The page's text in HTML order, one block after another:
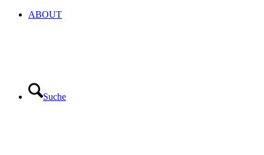
ABOUT
Suche